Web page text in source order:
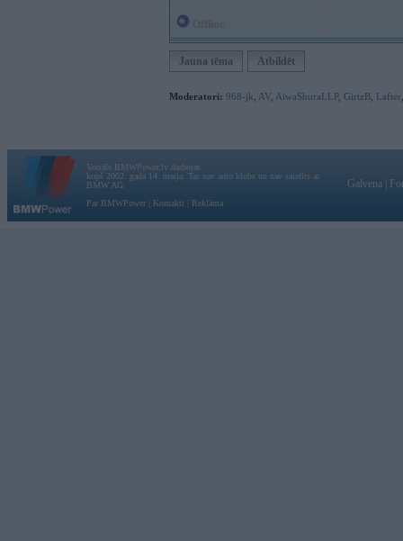
Jauna tēma Atbildēt
Moderatori: 968-jk AV AiwaShuraLLP, GirtzB Lafter
Vortāls BMWPower.lv darbojas
kopš 2002. gada 14. maija. Tas nav auto klubs un nav saistīts ar
BMW AG.
Par BMWPower
Kontakti Reklāma
Galvena